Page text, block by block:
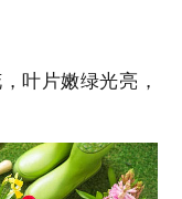
叶片嫩绿光亮，